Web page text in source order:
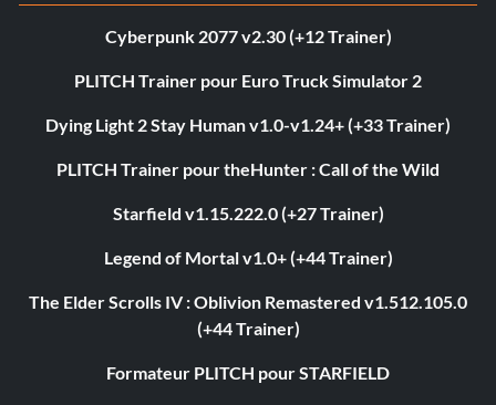
Cyberpunk 2077 v2.30 (+12 Trainer)
PLITCH Trainer pour Euro Truck Simulator 2
Dying Light 2 Stay Human v1.0-v1.24+ (+33 Trainer)
PLITCH Trainer pour theHunter : Call of the Wild
Starfield v1.15.222.0 (+27 Trainer)
Legend of Mortal v1.0+ (+44 Trainer)
The Elder Scrolls IV : Oblivion Remastered v1.512.105.0
(+44 Trainer)
Formateur PLITCH pour STARFIELD